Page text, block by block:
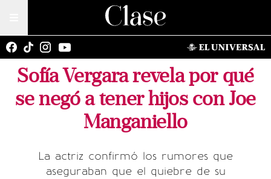
Sofía Vergara revela por qué
se negó a tener hijos con Joe
Manganiello
La actriz confirmó los rumores que
aseguraban que el quiebre de su